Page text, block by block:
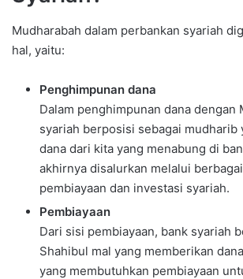
Mudharabah dalam perbankan syariah
hal, yaitu:
Penghimpunan dana
Dalam penghimpunan dana dengan
syariah berposisi sebagai mudharib
dana dari kita yang menabung di
akhirnya disalurkan melalui
pembiayaan dan investasi syariah.
Pembiayaan
Dari sisi pembiayaan, bank syariah
Shahibul mal yang memberikan
yang membutuhkan pembiayaan